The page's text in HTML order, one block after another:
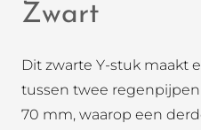
Zwart
Dit zwarte Y-stuk maakt
tussen twee
70 mm, waarop een